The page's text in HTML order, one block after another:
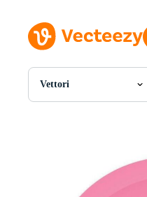
Vettori
Tutte Immagini
Vettori